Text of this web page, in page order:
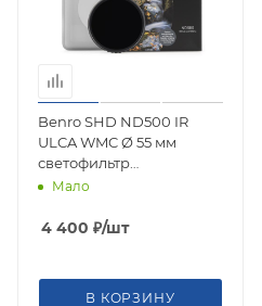
Benro SHD ND500 IR
ULCA WMC Ø 55 мм
светофильтр
нейтрально-серый
Мало
4 400 ₽/шт
В КОРЗИНУ